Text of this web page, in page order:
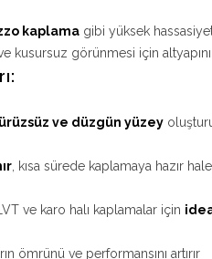
kaplama gibi yüksek
kusursuz görünmesi için
ve düzgün yüzey
, kısa sürede kaplamaya hazır
ve karo halı kaplamalar için
ömrünü ve performansını artırır